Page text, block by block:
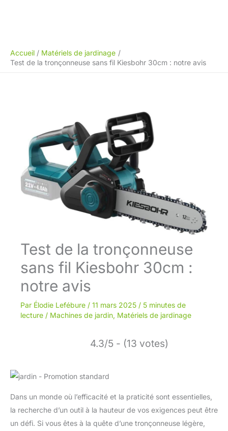
Accueil
Matériels de jardinage
Test de la tronçonneuse sans fil Kiesbohr 30cm : notre avis
Test de la tronçonneuse
sans fil Kiesbohr 30cm :
notre avis
Par Élodie Lefébure / 11 mars 2025 / 5 minutes de
lecture / Machines de jardin, Matériels de jardinage
4.3/5 - (13 votes)
Dans un monde où l’efficacité et la praticité sont essentielles,
la recherche d’un outil à la hauteur de vos exigences peut être
un défi. Si vous êtes à la quête d’une tronçonneuse légère,